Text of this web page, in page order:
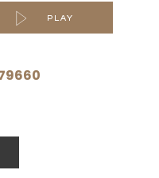
PLAY